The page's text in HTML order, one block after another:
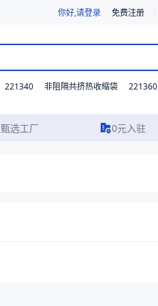
你好,请登录 免费注册
221340 非阻隔共挤热收缩袋 221360
甄选工厂 0元入驻